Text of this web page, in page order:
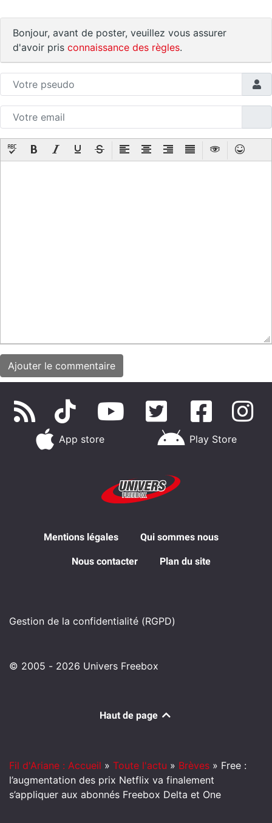
Bonjour, avant de poster, veuillez vous assurer
d'avoir pris connaissance des règles.
App store Play Store
Mentions légales Qui sommes nous
Nous contacter Plan du site
Gestion de la confidentialité (RGPD)
© 2005 - 2026 Univers Freebox
Haut de page
Fil d'Ariane : Accueil » Toute l'actu » Brèves » Free :
l’augmentation des prix Netflix va finalement
s’appliquer aux abonnés Freebox Delta et One